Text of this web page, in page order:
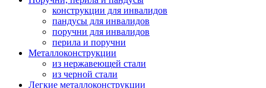
конструкции для инвалидов
пандусы для инвалидов
поручни для инвалидов
перила и поручни
Металлоконструкции
из нержавеющей стали
из черной стали
Легкие металлоконструкции